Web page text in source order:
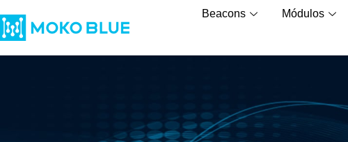
Beacons Módulos